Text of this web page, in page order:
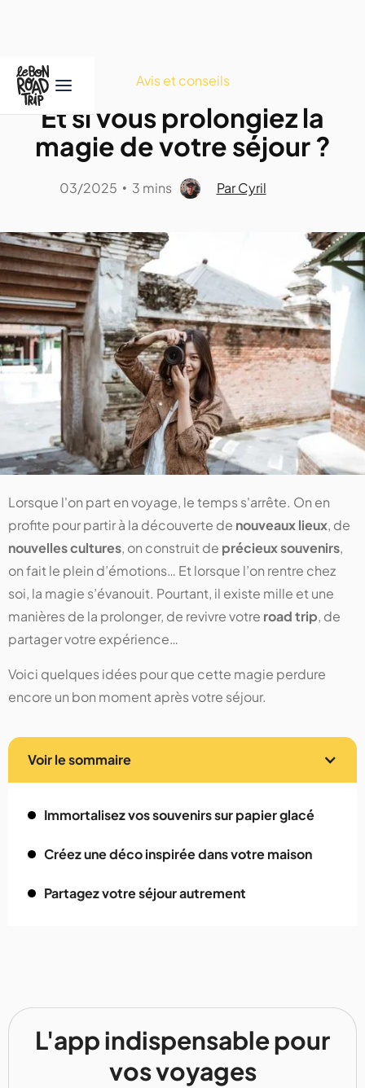
Avis et conseils
Et si vous prolongiez la
magie de votre séjour ?
03/2025 • 3 mins Par Cyril
Lorsque l'on part en voyage, le temps s'arrête. On en
profite pour partir à la découverte de nouveaux lieux, de
nouvelles cultures, on construit de précieux souvenirs,
on fait le plein d’émotions… Et lorsque l’on rentre chez
soi, la magie s’évanouit. Pourtant, il existe mille et une
manières de la prolonger, de revivre votre road trip, de
partager votre expérience…
Voici quelques idées pour que cette magie perdure
encore un bon moment après votre séjour.
Voir le sommaire
Immortalisez vos souvenirs sur papier glacé
Créez une déco inspirée dans votre maison
Partagez votre séjour autrement
L'app indispensable pour
vos voyages